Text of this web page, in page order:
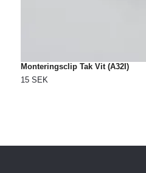
Monteringsclip Tak Vit (A32I)
15 SEK